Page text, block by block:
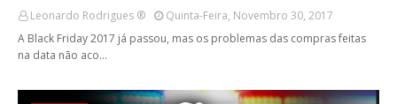
Leonardo Rodrigues ®
Quinta-Feira, Novembro 30, 2017
A Black Friday 2017 já passou, mas os problemas das compras feitas
na data não aco…